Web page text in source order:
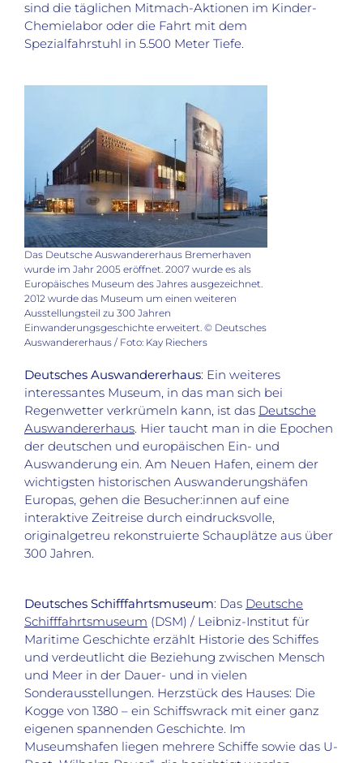
sind die täglichen Mitmach-Aktionen im Kinder-
Chemielabor oder die Fahrt mit dem
Spezialfahrstuhl in 5.500 Meter Tiefe.
Das Deutsche Auswandererhaus Bremerhaven
wurde im Jahr 2005 eröffnet. 2007 wurde es als
Europäisches Museum des Jahres ausgezeichnet.
2012 wurde das Museum um einen weiteren
Ausstellungsteil zu 300 Jahren
Einwanderungsgeschichte erweitert. © Deutsches
Auswandererhaus / Foto: Kay Riechers
Deutsches Auswandererhaus: Ein weiteres
interessantes Museum, in das man sich bei
Regenwetter verkrümeln kann, ist das Deutsche
Auswandererhaus. Hier taucht man in die Epochen
der deutschen und europäischen Ein- und
Auswanderung ein. Am Neuen Hafen, einem der
wichtigsten historischen Auswanderungshäfen
Europas, gehen die Besucher:innen auf eine
interaktive Zeitreise durch eindrucksvolle,
originalgetreu rekonstruierte Schauplätze aus über
300 Jahren.
Deutsches Schifffahrtsmuseum: Das Deutsche
Schifffahrtsmuseum (DSM) / Leibniz-Institut für
Maritime Geschichte erzählt Historie des Schiffes
und verdeutlicht die Beziehung zwischen Mensch
und Meer in der Dauer- und in vielen
Sonderausstellungen. Herzstück des Hauses: Die
Kogge von 1380 – ein Schiffswrack mit einer ganz
eigenen spannenden Geschichte. Im
Museumshafen liegen mehrere Schiffe sowie das U-